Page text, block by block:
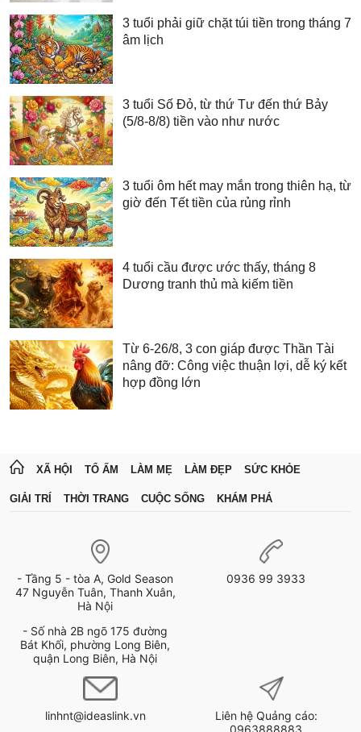
3 tuổi phải giữ chặt túi tiền trong tháng 7
âm lịch
3 tuổi Số Đỏ, từ thứ Tư đến thứ Bảy
(5/8-8/8) tiền vào như nước
3 tuổi ôm hết may mắn trong thiên hạ, từ
giờ đến Tết tiền của rủng rỉnh
4 tuổi cầu được ước thấy, tháng 8
Dương tranh thủ mà kiếm tiền
Từ 6-26/8, 3 con giáp được Thần Tài
nâng đỡ: Công việc thuận lợi, dễ ký kết
hợp đồng lớn
XÃ HỘI TỔ ẤM LÀM MẸ LÀM ĐẸP SỨC KHỎE
GIẢI TRÍ THỜI TRANG CUỘC SỐNG KHÁM PHÁ
- Tầng 5 - tòa A, Gold Season
47 Nguyễn Tuân, Thanh Xuân,
Hà Nội
- Số nhà 2B ngõ 175 đường
Bát Khối, phường Long Biên,
quận Long Biên, Hà Nội
0936 99 3933
linhnt@ideaslink.vn
Liên hệ Quảng cáo: